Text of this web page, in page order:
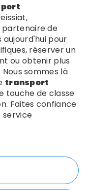
de
pour
réserver un
ou obtenir plus
sommes là
transport
touche de classe
Faites confiance
service